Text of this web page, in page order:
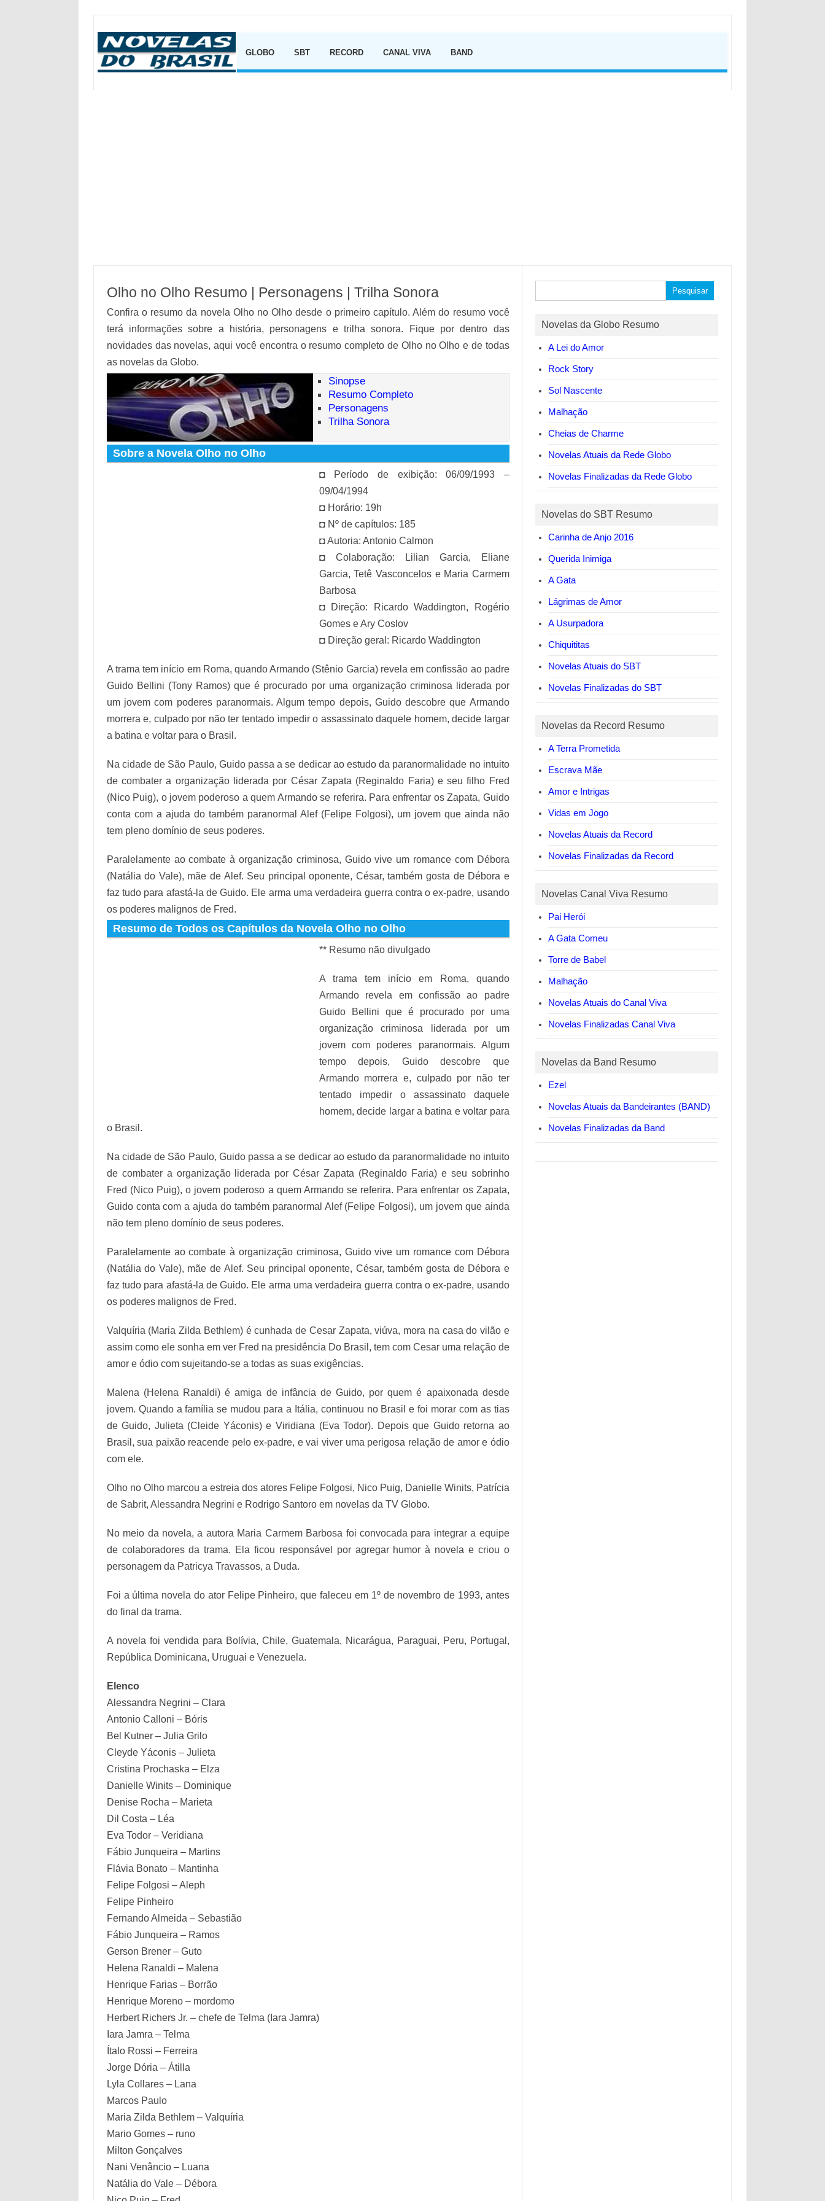
GLOBO
SBT RECORD CANAL VIVA BAND
Olho no Olho Resumo | Personagens | Trilha Sonora
Confira o resumo da novela Olho no Olho desde o primeiro capítulo. Além do resumo você
terá informações sobre a história, personagens e trilha sonora. Fique por dentro das
novidades das novelas, aqui você encontra o resumo completo de Olho no Olho e de todas
as novelas da Globo.
Sinopse
Resumo Completo
Personagens
Trilha Sonora
Sobre a Novela Olho no Olho
◘ Período de exibição: 06/09/1993 –
09/04/1994
◘ Horário: 19h
◘ Nº de capítulos: 185
◘ Autoria: Antonio Calmon
◘ Colaboração: Lilian Garcia, Eliane
Garcia, Tetê Vasconcelos e Maria Carmem
Barbosa
◘ Direção: Ricardo Waddington, Rogério
Gomes e Ary Coslov
◘ Direção geral: Ricardo Waddington
A trama tem início em Roma, quando Armando (Stênio Garcia) revela em confissão ao padre
Guido Bellini (Tony Ramos) que é procurado por uma organização criminosa liderada por
um jovem com poderes paranormais. Algum tempo depois, Guido descobre que Armando
morrera e, culpado por não ter tentado impedir o assassinato daquele homem, decide largar
a batina e voltar para o Brasil.
Na cidade de São Paulo, Guido passa a se dedicar ao estudo da paranormalidade no intuito
de combater a organização liderada por César Zapata (Reginaldo Faria) e seu filho Fred
(Nico Puig), o jovem poderoso a quem Armando se referira. Para enfrentar os Zapata, Guido
conta com a ajuda do também paranormal Alef (Felipe Folgosi), um jovem que ainda não
tem pleno domínio de seus poderes.
Paralelamente ao combate à organização criminosa, Guido vive um romance com Débora
(Natália do Vale), mãe de Alef. Seu principal oponente, César, também gosta de Débora e
faz tudo para afastá-la de Guido. Ele arma uma verdadeira guerra contra o ex-padre, usando
os poderes malignos de Fred.
Resumo de Todos os Capítulos da Novela Olho no Olho
** Resumo não divulgado
A trama tem início em Roma, quando
Armando revela em confissão ao padre
Guido Bellini que é procurado por uma
organização criminosa liderada por um
jovem com poderes paranormais. Algum
tempo depois, Guido descobre que
Armando morrera e, culpado por não ter
tentado impedir o assassinato daquele
homem, decide largar a batina e voltar para
o Brasil.
Na cidade de São Paulo, Guido passa a se dedicar ao estudo da paranormalidade no intuito
de combater a organização liderada por César Zapata (Reginaldo Faria) e seu sobrinho
Fred (Nico Puig), o jovem poderoso a quem Armando se referira. Para enfrentar os Zapata,
Guido conta com a ajuda do também paranormal Alef (Felipe Folgosi), um jovem que ainda
não tem pleno domínio de seus poderes.
Paralelamente ao combate à organização criminosa, Guido vive um romance com Débora
(Natália do Vale), mãe de Alef. Seu principal oponente, César, também gosta de Débora e
faz tudo para afastá-la de Guido. Ele arma uma verdadeira guerra contra o ex-padre, usando
os poderes malignos de Fred.
Valquíria (Maria Zilda Bethlem) é cunhada de Cesar Zapata, viúva, mora na casa do vilão e
assim como ele sonha em ver Fred na presidência Do Brasil, tem com Cesar uma relação de
amor e ódio com sujeitando-se a todas as suas exigências.
Malena (Helena Ranaldi) é amiga de infância de Guido, por quem é apaixonada desde
jovem. Quando a família se mudou para a Itália, continuou no Brasil e foi morar com as tias
de Guido, Julieta (Cleide Yáconis) e Viridiana (Eva Todor). Depois que Guido retorna ao
Brasil, sua paixão reacende pelo ex-padre, e vai viver uma perigosa relação de amor e ódio
com ele.
Olho no Olho marcou a estreia dos atores Felipe Folgosi, Nico Puig, Danielle Winits, Patrícia
de Sabrit, Alessandra Negrini e Rodrigo Santoro em novelas da TV Globo.
No meio da novela, a autora Maria Carmem Barbosa foi convocada para integrar a equipe
de colaboradores da trama. Ela ficou responsável por agregar humor à novela e criou o
personagem da Patricya Travassos, a Duda.
Foi a última novela do ator Felipe Pinheiro, que faleceu em 1º de novembro de 1993, antes
do final da trama.
A novela foi vendida para Bolívia, Chile, Guatemala, Nicarágua, Paraguai, Peru, Portugal,
República Dominicana, Uruguai e Venezuela.
Elenco
Alessandra Negrini – Clara
Antonio Calloni – Bóris
Bel Kutner – Julia Grilo
Cleyde Yáconis – Julieta
Cristina Prochaska – Elza
Danielle Winits – Dominique
Denise Rocha – Marieta
Dil Costa – Léa
Eva Todor – Veridiana
Fábio Junqueira – Martins
Flávia Bonato – Mantinha
Felipe Folgosi – Aleph
Felipe Pinheiro
Fernando Almeida – Sebastião
Fábio Junqueira – Ramos
Gerson Brener – Guto
Helena Ranaldi – Malena
Henrique Farias – Borrão
Henrique Moreno – mordomo
Herbert Richers Jr. – chefe de Telma (Iara Jamra)
Iara Jamra – Telma
Ítalo Rossi – Ferreira
Jorge Dória – Átilla
Lyla Collares – Lana
Marcos Paulo
Maria Zilda Bethlem – Valquíria
Mario Gomes – runo
Milton Gonçalves
Nani Venâncio – Luana
Natália do Vale – Débora
por:
Novelas da Globo Resumo
A Lei do Amor
Rock Story
Sol Nascente
Malhação
Cheias de Charme
Novelas Atuais da Rede Globo
Novelas Finalizadas da Rede Globo
Novelas do SBT Resumo
Carinha de Anjo 2016
Querida Inimiga
A Gata
Lágrimas de Amor
A Usurpadora
Chiquititas
Novelas Atuais do SBT
Novelas Finalizadas do SBT
Novelas da Record Resumo
A Terra Prometida
Escrava Mãe
Amor e Intrigas
Vidas em Jogo
Novelas Atuais da Record
Novelas Finalizadas da Record
Novelas Canal Viva Resumo
Pai Herói
A Gata Comeu
Torre de Babel
Malhação
Novelas Atuais do Canal Viva
Novelas Finalizadas Canal Viva
Novelas da Band Resumo
Ezel
Novelas Atuais da Bandeirantes (BAND)
Novelas Finalizadas da Band